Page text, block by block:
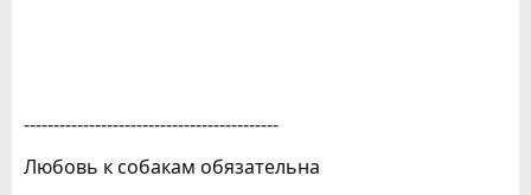
-------------------------------------------
Любовь к собакам обязательна